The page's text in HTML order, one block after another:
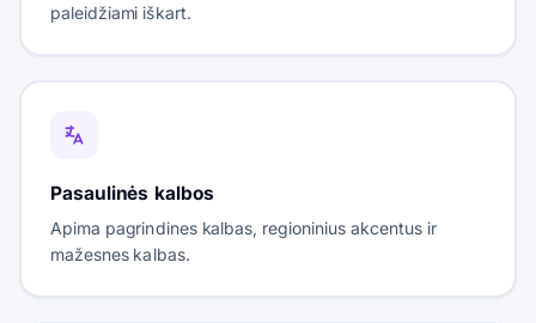
paleidžiami iškart.
Pasaulinės kalbos
Apima pagrindines kalbas, regioninius akcentus ir
mažesnes kalbas.